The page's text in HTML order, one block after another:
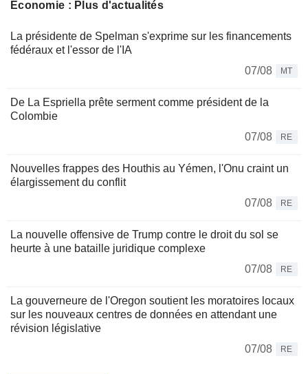
Économie : Plus d'actualités
La présidente de Spelman s'exprime sur les financements
fédéraux et l'essor de l'IA
07/08
MT
De La Espriella prête serment comme président de la
Colombie
07/08
RE
Nouvelles frappes des Houthis au Yémen, l'Onu craint un
élargissement du conflit
07/08
RE
La nouvelle offensive de Trump contre le droit du sol se
heurte à une bataille juridique complexe
07/08
RE
La gouverneure de l'Oregon soutient les moratoires locaux
sur les nouveaux centres de données en attendant une
révision législative
07/08
RE